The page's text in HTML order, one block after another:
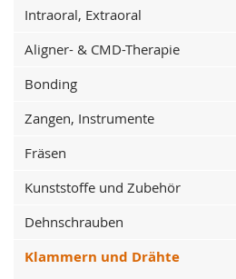
Intraoral, Extraoral
Aligner- & CMD-Therapie
Bonding
Zangen, Instrumente
Fräsen
Kunststoffe und Zubehör
Dehnschrauben
Klammern und Drähte